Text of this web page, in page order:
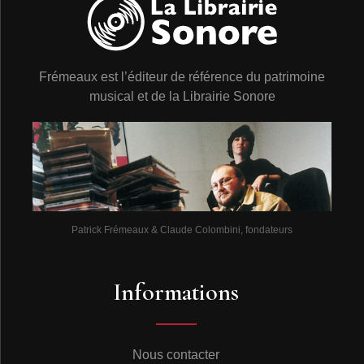
de l’orgue – Dorothy Simmons ne semble pas avoir
participé aux enregistrements – tandis que la section
rythmique ne sera peut-être pas convoquée à toutes les
nombre de chants, en particulier sur tempo lent, ne
seront accompagnés que par le duo piano/orgue, avec
Louise Weaver est une vieille complice de Mahalia,
Edward Robinson apparaît ici pour la première fois dans
l’entourage de la chanteuse ; on l’entendra ensuite
souvent à l’orgue ou au piano et il deviendra son
accompagnateur régulier après l’éviction brutale de
Mildred Falls (on le verra au Festival d’Antibes en
1968). Quant à Shelly Manne et Red Mitchell, ils seront
piano, Edward Robinson à l’orgue.
sobrement de deux aubes (une revêtue beaucoup plus
rarement un tailleur et une robe imprimée.
Frémeaux est l’éditeur de référence du patrimoine
musical et de la Librairie Sonore
Patrick Frémeaux & Claude Colombini, fondateurs
Informations
Nous contacter